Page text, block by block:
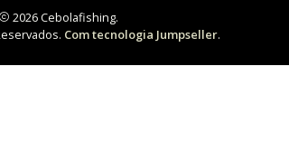
2026 Cebolafishing.
Com tecnologia Jumpseller.